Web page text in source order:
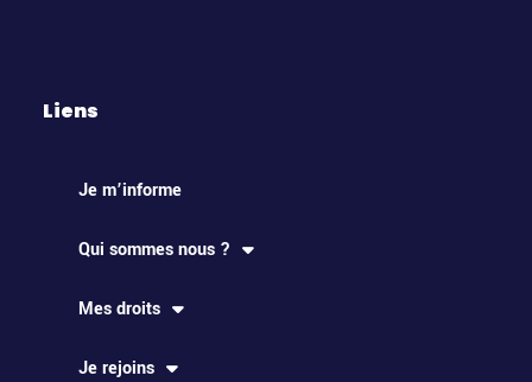
Liens
Je m’informe
Qui sommes nous ?
Mes droits
Je rejoins